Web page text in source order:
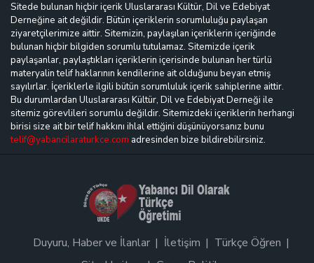
Sitede bulunan hiçbir içerik Uluslararası Kültür, Dil ve Edebiyat
Derneğine ait değildir. Bütün içeriklerin sorumluluğu paylaşan
ziyaretçilerimize aittir. Sitemizin, paylaşılan içeriklerin içeriğinde
bulunan hiçbir bilgiden sorumlu tutulamaz. Sitemizde içerik
paylaşanlar, paylaştıkları içeriklerin içerisinde bulunan her türlü
materyalin telif haklarının kendilerine ait olduğunu beyan etmiş
sayılırlar. İçeriklerle ilgili bütün sorumluluk içerik sahiplerine aittir.
Bu durumlardan Uluslararası Kültür, Dil ve Edebiyat Derneği ile
sitemiz görevlileri sorumlu değildir. Sitemizdeki içeriklerin herhangi
birisi size ait bir telif hakkını ihlal ettiğini düşünüyorsanız bunu
telif@yabancilaraturkce.com adresinden bize bildirebilirsiniz.
Duyuru, Haber ve İlanlar İletişim
Türkçe Öğren